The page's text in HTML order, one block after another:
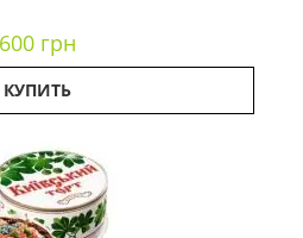
600 грн
КУПИТЬ